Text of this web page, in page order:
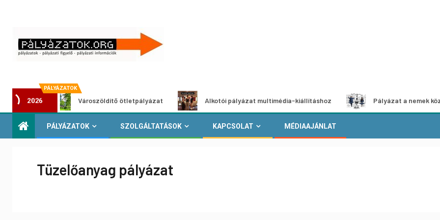
PÁLYÁZATOK
2026
Városzöldítő ötletpályázat Alkotói pályázat multimédia-kiállításhoz Pályázat a nemek közötti
PÁLYÁZATOK SZOLGÁLTATÁSOK KAPCSOLAT MÉDIAAJÁNLAT
Tüzelőanyag pályázat